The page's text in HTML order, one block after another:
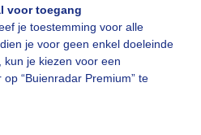
voor toegang
je toestemming voor alle
je voor geen enkel doeleinde
je kiezen voor een
“Buienradar Premium” te